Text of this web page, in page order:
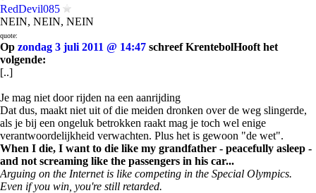
RedDevil085
NEIN, NEIN, NEIN
quote:
Op zondag 3 juli 2011 @ 14:47 schreef KrentebolHooft het
volgende:
[..]
Je mag niet door rijden na een aanrijding
Dat dus, maakt niet uit of die meiden dronken over de weg slingerde,
als je bij een ongeluk betrokken raakt mag je toch wel enige
verantwoordelijkheid verwachten. Plus het is gewoon "de wet".
When I die, I want to die like my grandfather - peacefully asleep -
and not screaming like the passengers in his car...
Arguing on the Internet is like competing in the Special Olympics.
Even if you win, you're still retarded.